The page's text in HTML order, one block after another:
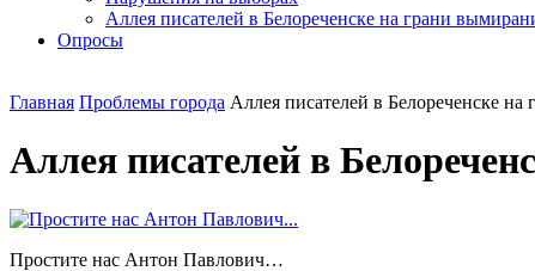
Аллея писателей в Белореченске на грани
Опросы
Главная Проблемы города Аллея писателей в Белореченске
Аллея писателей в
Простите нас Антон Павлович…